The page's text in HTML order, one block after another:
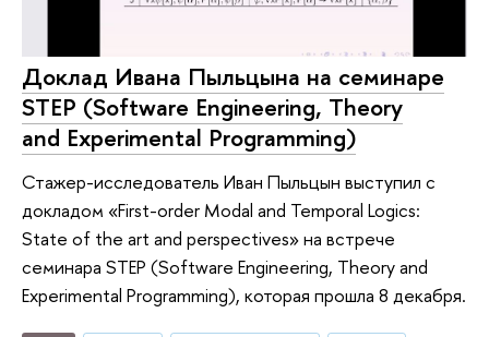
Доклад Ивана Пыльцына на семинаре
STEP (Software Engineering, Theory
and Experimental Programming)
Стажер-исследователь Иван Пыльцын выступил с
докладом «‎First-order Modal and Temporal Logics:
State of the art and perspectives» на встрече
семинара STEP (Software Engineering, Theory and
Experimental Programming), которая прошла 8 декабря.